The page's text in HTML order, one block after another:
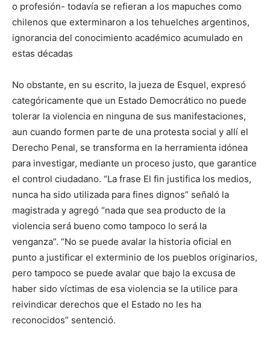
o profesión- todavía se refieran a los mapuches como
chilenos que exterminaron a los tehuelches argentinos,
ignorancia del conocimiento académico acumulado en
estas décadas
No obstante, en su escrito, la jueza de Esquel, expresó
categóricamente que un Estado Democrático no puede
tolerar la violencia en ninguna de sus manifestaciones,
aun cuando formen parte de una protesta social y allí el
Derecho Penal, se transforma en la herramienta idónea
para investigar, mediante un proceso justo, que garantice
el control ciudadano. “La frase El fin justifica los medios,
nunca ha sido utilizada para fines dignos” señaló la
magistrada y agregó “nada que sea producto de la
violencia será bueno como tampoco lo será la
venganza”. “No se puede avalar la historia oficial en
punto a justificar el exterminio de los pueblos originarios,
pero tampoco se puede avalar que bajo la excusa de
haber sido víctimas de esa violencia se la utilice para
reivindicar derechos que el Estado no les ha
reconocidos” sentenció.